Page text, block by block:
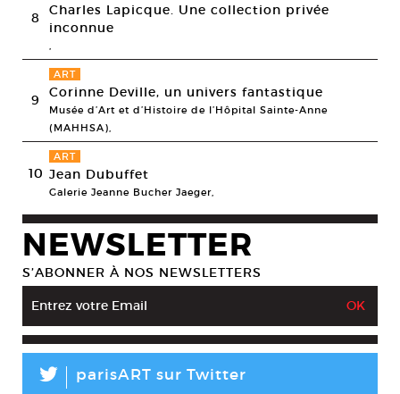
8
Charles Lapicque. Une collection privée
inconnue
9
ART
Corinne Deville, un univers fantastique
Musée d’Art et d’Histoire de l’Hôpital Sainte-Anne
(MAHHSA),
10
ART
Jean Dubuffet
Galerie Jeanne Bucher Jaeger,
NEWSLETTER
S’ABONNER À NOS NEWSLETTERS
L parisART sur Twitter